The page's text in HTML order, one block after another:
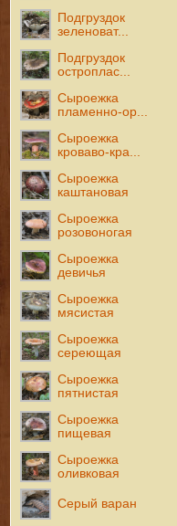
Подгруздок
зеленоват...
Подгруздок
остроплас...
Сыроежка
пламенно-ор...
Сыроежка
кроваво-кра...
Сыроежка
каштановая
Сыроежка
розовоногая
Сыроежка
девичья
Сыроежка
мясистая
Сыроежка
сереющая
Сыроежка
пятнистая
Сыроежка
пищевая
Сыроежка
оливковая
Серый варан